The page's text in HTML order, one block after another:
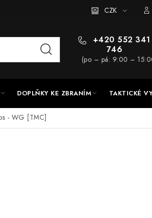
UPGRADE a servis
CZK
+420 552 341
746
(po – pá: 9:00 –
DOPLŇKY KE ZBRANÍM TAKTICKÉ
- WG [TMC]